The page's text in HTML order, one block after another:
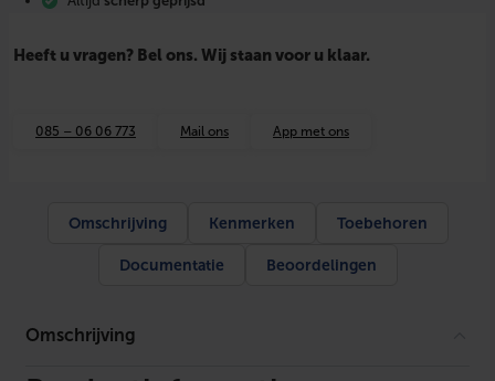
g
p
2
Heeft u vragen? Bel ons. Wij staan voor u klaar.
085 – 06 06 773 Mail ons App met ons
Omschrijving Kenmerken Toebehoren
Documentatie Beoordelingen
Omschrijving